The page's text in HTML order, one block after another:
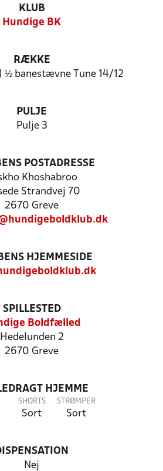
KLUB
Hundige BK
RÆKKE
½ banestævne Tune 14/12
PULJE
Pulje 3
POSTADRESSE
Khoshabroo
Strandvej 70
2670 Greve
HJEMMESIDE
SPILLESTED
Boldfælled
Hedelunden 2
2670 Greve
HJEMME
SHORTS
Sort
STRØMPER
Sort
Nej